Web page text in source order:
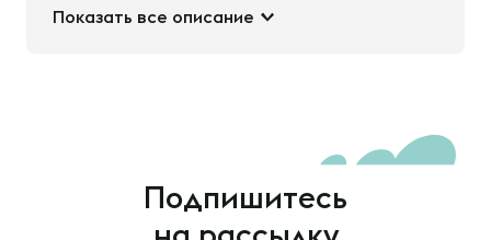
Показать все описание
Подпишитесь